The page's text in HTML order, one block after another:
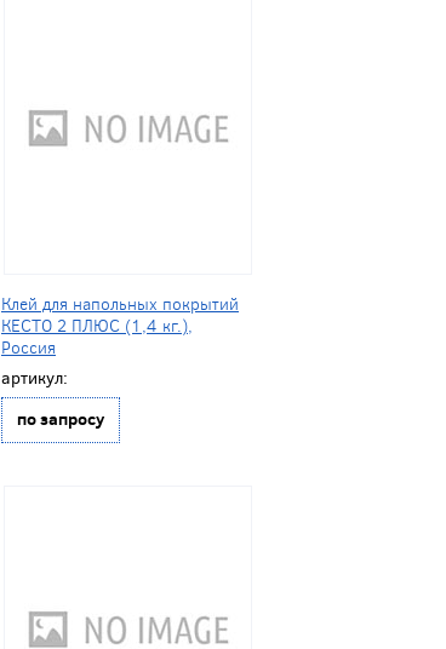
Клей для напольных покрытий
КЕСТО 2 ПЛЮС (1,4 кг.),
Россия
артикул:
по запросу